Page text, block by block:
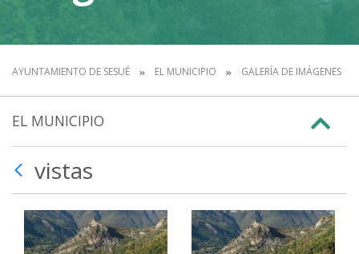
AYUNTAMIENTO DE SESUÉ EL MUNICIPIO GALERÍA DE IMÁGENES
EL MUNICIPIO
vistas